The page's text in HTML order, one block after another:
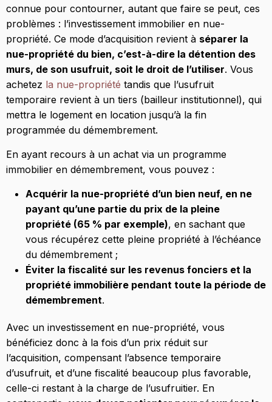
connue pour contourner, autant que faire se peut, ces
problèmes : l’investissement immobilier en nue-
propriété. Ce mode d’acquisition revient à séparer la
nue-propriété du bien, c’est-à-dire la détention des
murs, de son usufruit, soit le droit de l’utiliser. Vous
achetez la nue-propriété tandis que l’usufruit
temporaire revient à un tiers (bailleur institutionnel), qui
mettra le logement en location jusqu’à la fin
programmée du démembrement.
En ayant recours à un achat via un programme
immobilier en démembrement, vous pouvez :
Acquérir la nue-propriété d’un bien neuf, en ne
payant qu’une partie du prix de la pleine
propriété (65 % par exemple), en sachant que
vous récupérez cette pleine propriété à l’échéance
du démembrement ;
Éviter la fiscalité sur les revenus fonciers et la
propriété immobilière pendant toute la période de
démembrement.
Avec un investissement en nue-propriété, vous
bénéficiez donc à la fois d’un prix réduit sur
l’acquisition, compensant l’absence temporaire
d’usufruit, et d’une fiscalité beaucoup plus favorable,
celle-ci restant à la charge de l’usufruitier. En